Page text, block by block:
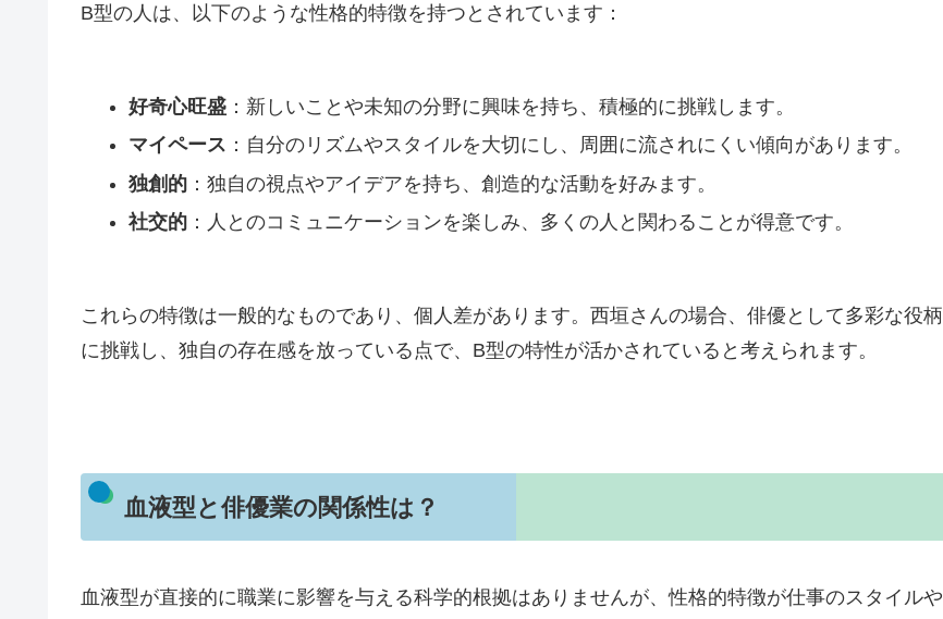
B型の人は、以下のような性格的特徴を持つとされています：
好奇心旺盛：新しいことや未知の分野に興味を持ち、積極的に挑戦します。
マイペース ：自分のリズムやスタイルを大切にし、周囲に流されにくい傾向があります。
独創的：独自の視点やアイデアを持ち、創造的な活動を好みます。
社交的：人とのコミュニケーションを楽しみ、多くの人と関わることが得意です。
これらの特徴は一般的なものであり、個人差があります。西垣さんの場合、俳優として多彩な役柄
に挑戦し、独自の存在感を放っている点で、B型の特性が活かされていると考えられます。
血液型と俳優業の関係性は？
血液型が直接的に職業に影響を与える科学的根拠はありませんが、性格的特徴が仕事のスタイルや